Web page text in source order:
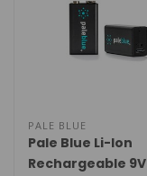
PALE BLUE
Pale Blue Li-Ion
Rechargeable 9V